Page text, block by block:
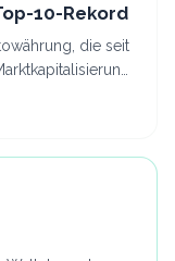
10-Rekord
die seit